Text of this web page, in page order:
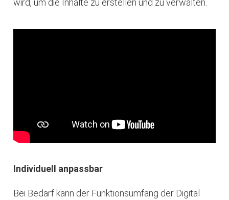
Individuell anpassbar
Bei Bedarf kann der Funktionsumfang der Digital